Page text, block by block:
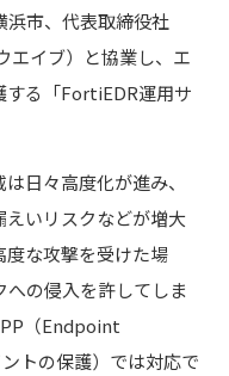
浜市、代表取締役社
エイブ）と協業し、エ
する「FortiEDR運用サ
日々高度化が進み、
いリスクなどが増大
度な攻撃を受けた場
の侵入を許してしま
（Endpoint
トの保護）では対応で